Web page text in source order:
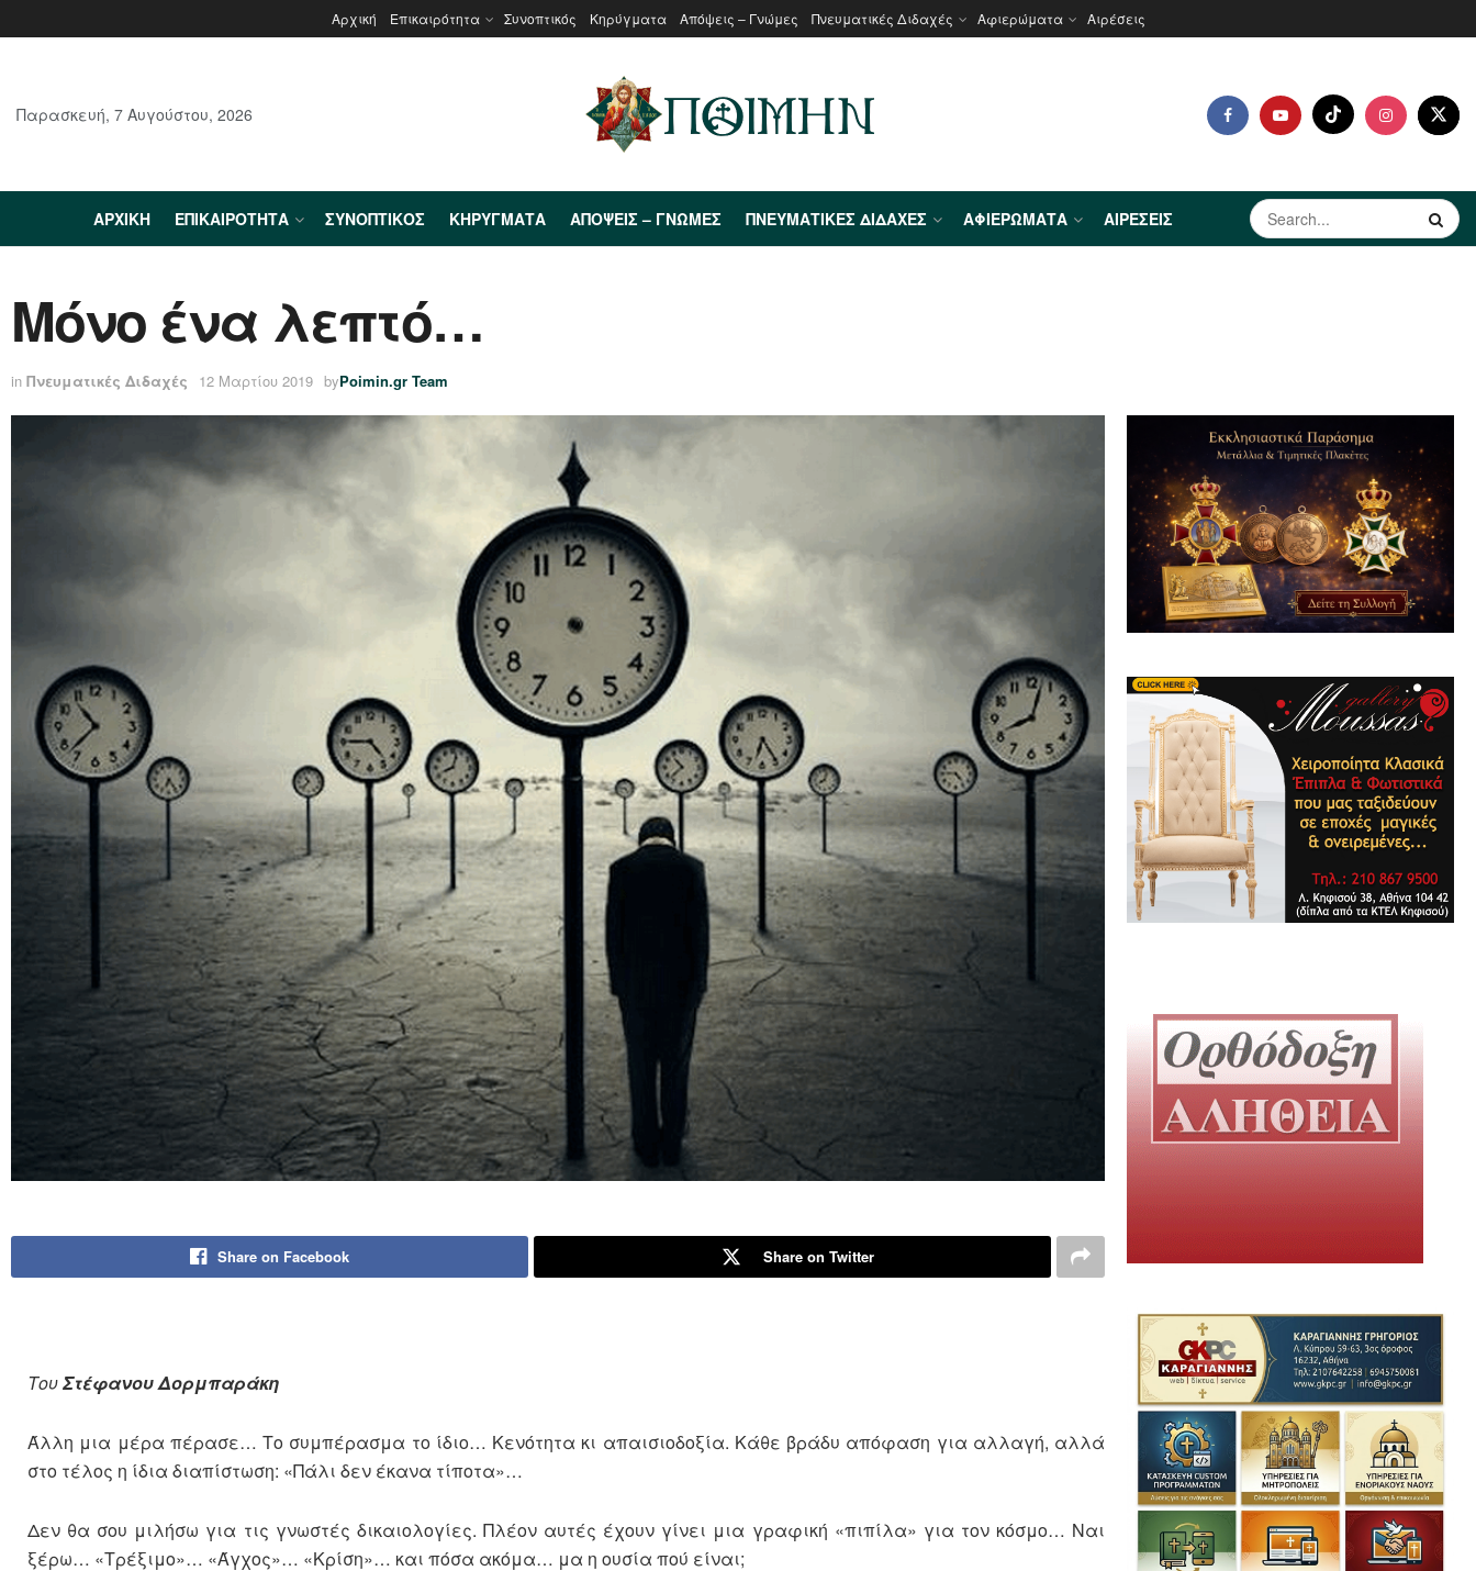
Αρχική Επικαιρότητα Συνοπτικός Κηρύγματα Απόψεις – Γνώμες Πνευματικές Διδαχές Αφιερώματα Αιρέσεις
Παρασκευή, 7 Αυγούστου, 2026
ΑΡΧΙΚΉ ΕΠΙΚΑΙΡΌΤΗΤΑ ΣΥΝΟΠΤΙΚΌΣ ΚΗΡΎΓΜΑΤΑ ΑΠΌΨΕΙΣ – ΓΝΏΜΕΣ ΠΝΕΥΜΑΤΙΚΈΣ ΔΙΔΑΧΈΣ ΑΦΙΕΡΏΜΑΤΑ ΑΙΡΈΣΕΙΣ
Μόνο ένα λεπτό…
in Πνευματικές Διδαχές 12 Μαρτίου 2019 byPoimin.gr Team
Share on Facebook Share on Twitter
ΤουΣτέφανου Δορμπαράκη
Άλλη μια μέρα πέρασε… Το συμπέρασμα το ίδιο… Κενότητα κι απαισιοδοξία. Κάθε βράδυ απόφαση για αλλαγή, αλλά
στο τέλος η ίδια διαπίστωση: «Πάλι δεν έκανα τίποτα»…
Δεν θα σου μιλήσω για τις γνωστές δικαιολογίες. Πλέον αυτές έχουν γίνει μια γραφική «πιπίλα» για τον κόσμο… Ναι
ξέρω… «Τρέξιμο»… «Άγχος»… «Κρίση»… και πόσα ακόμα… μα η ουσία πού είναι;